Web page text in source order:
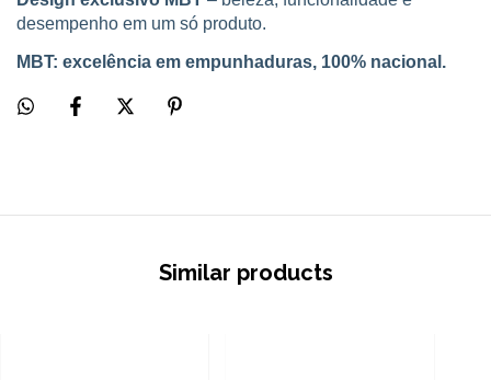
desempenho em um só produto.
MBT: excelência em empunhaduras, 100% nacional.
Similar products